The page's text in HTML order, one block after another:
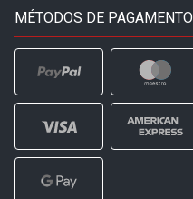
MÉTODOS DE PAGAMENTO